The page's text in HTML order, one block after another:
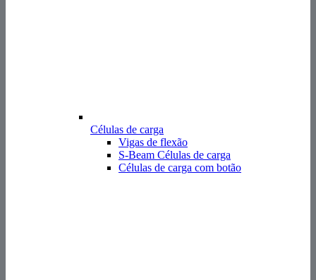
Células de carga
Vigas de flexão
S-Beam Células de carga
Células de carga com botão